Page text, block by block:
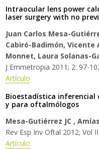
Intraocular lens power
laser surgery with no
Juan Carlos Mesa-
Cabiró-Badimón, Vicente
Monnet, Laura Solanas-
J Emmetropia 2011; 2: 97-
Artículo
Bioestadística
y para oftalmólogos
Mesa-Gutiérrez JC ,
Rev Esp Inv Oftal 2012; Vol
Artículo